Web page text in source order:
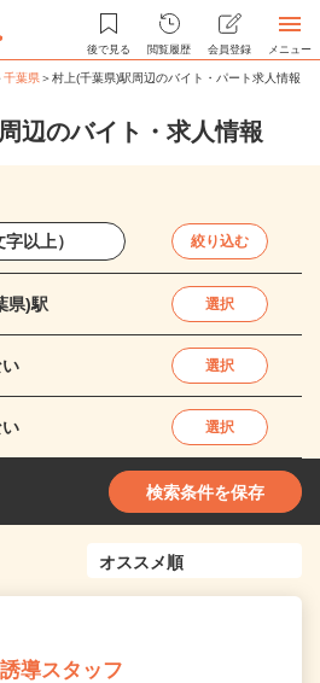
後で見る 閲覧履歴 会員登録 メニュー
千葉県＞村上(千葉県)駅周辺のバイト・パート求人情報
辺のバイト・求人情報
絞り込む
県)駅 選択
選択
選択
検索条件を保存
導スタッフ